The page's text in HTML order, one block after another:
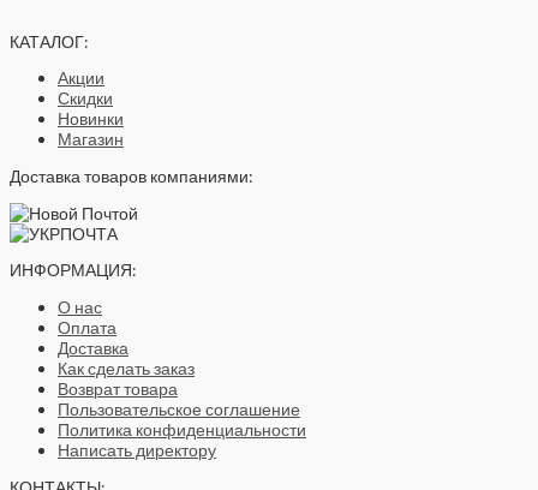
КАТАЛОГ:
Акции
Скидки
Новинки
Магазин
Доставка товаров компаниями:
ИНФОРМАЦИЯ:
О нас
Оплата
Доставка
Как сделать заказ
Возврат товара
Пользовательское соглашение
Политика конфиденциальности
Написать директору